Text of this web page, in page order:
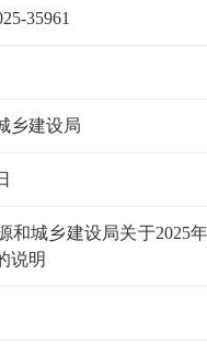
35961
乡建设局
和城乡建设局关于2025
说明